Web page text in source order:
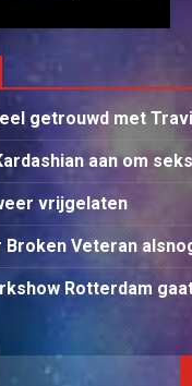
getrouwd met
aan om
vrijgelaten
Broken Veteran
Rotterdam